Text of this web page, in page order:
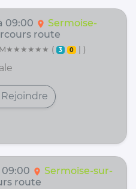
09:00 location_on Sermoise-
route
M★★★★★★ ( 3 0 | )
Rejoindre
09:00 location_on Sermoise-sur-
route